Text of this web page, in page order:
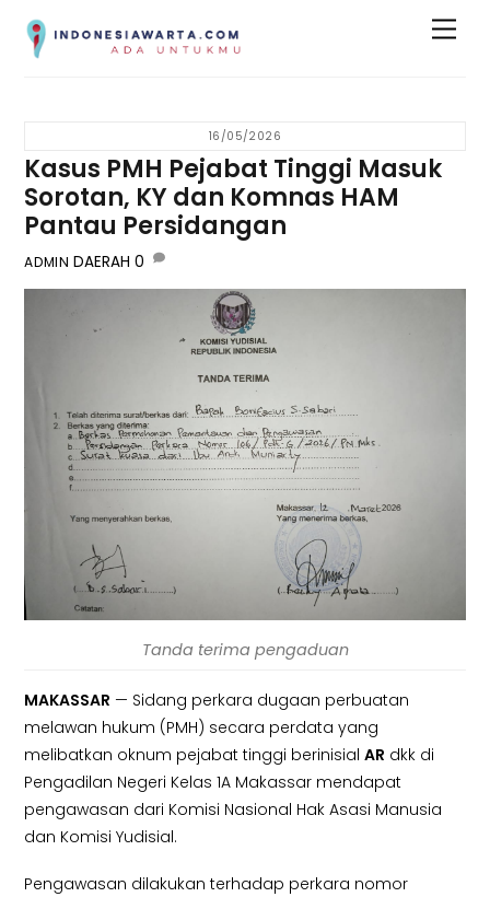
16/05/2026
Kasus PMH Pejabat Tinggi Masuk
Sorotan, KY dan Komnas HAM
Pantau Persidangan
ADMIN DAERAH 0
Tanda terima pengaduan
MAKASSAR — Sidang perkara dugaan perbuatan
melawan hukum (PMH) secara perdata yang
melibatkan oknum pejabat tinggi berinisialAR dkk di
Pengadilan Negeri Kelas 1A Makassar mendapat
pengawasan dari Komisi Nasional Hak Asasi Manusia
dan Komisi Yudisial.
Pengawasan dilakukan terhadap perkara nomor